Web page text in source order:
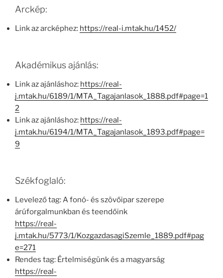
Arckép:
Link az arcképhez: https://real-i.mtak.hu/1452/
Akadémikus ajánlás:
Link az ajánláshoz: https://real-
j.mtak.hu/6189/1/MTA_Tagajanlasok_1888.pdf#page=1
2
Link az ajánláshoz: https://real-
j.mtak.hu/6194/1/MTA_Tagajanlasok_1893.pdf#page=
9
Székfoglaló:
Levelező tag: A fonó- és szövőipar szerepe
árúforgalmunkban és teendőink
https://real-
j.mtak.hu/5773/1/KozgazdasagiSzemle_1889.pdf#pag
e=271
Rendes tag: Értelmiségünk és a magyarság
https://real-